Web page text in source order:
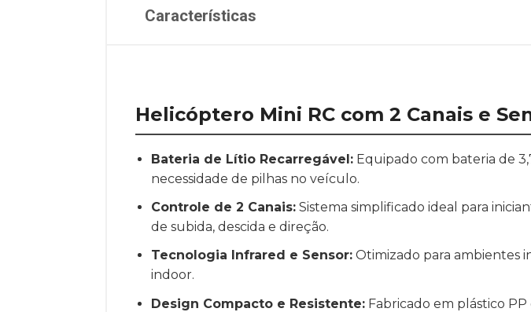
Características
Helicóptero Mini RC com 2 Canais e
Bateria de Lítio Recarregável: Equipado com bateria de
necessidade de pilhas no veículo.
Controle de 2 Canais: Sistema simplificado ideal para
de subida, descida e direção.
Tecnologia Infrared e Sensor: Otimizado para ambientes
indoor.
Design Compacto e Resistente: Fabricado em plástico